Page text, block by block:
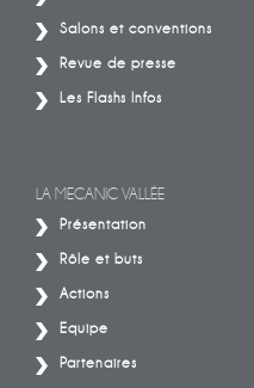
Salons et conventions
Revue de presse
Les Flashs Infos
LA MECANIC VALLÉE
Présentation
Rôle et buts
Actions
Equipe
Partenaires